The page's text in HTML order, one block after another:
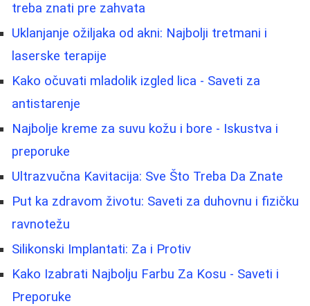
treba znati pre zahvata
Uklanjanje ožiljaka od akni: Najbolji tretmani i
laserske terapije
Kako očuvati mladolik izgled lica - Saveti za
antistarenje
Najbolje kreme za suvu kožu i bore - Iskustva i
preporuke
Ultrazvučna Kavitacija: Sve Što Treba Da Znate
Put ka zdravom životu: Saveti za duhovnu i fizičku
ravnotežu
Silikonski Implantati: Za i Protiv
Kako Izabrati Najbolju Farbu Za Kosu - Saveti i
Preporuke